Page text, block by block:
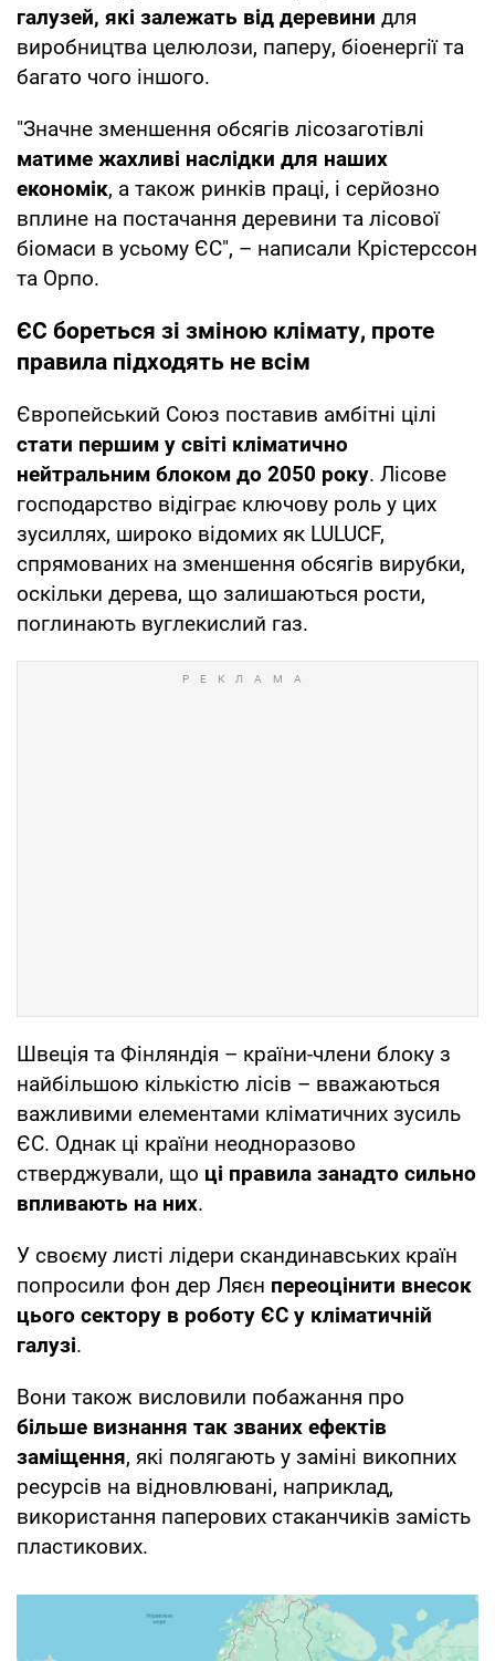
галузей, які залежать від деревини для
виробництва целюлози, паперу, біоенергії та
багато чого іншого.
"Значне зменшення обсягів лісозаготівлі
матиме жахливі наслідки для наших
економік, а також ринків праці, і серйозно
вплине на постачання деревини та лісової
біомаси в усьому ЄС", – написали Крістерссон
та Орпо.
ЄС бореться зі зміною клімату, проте
правила підходять не всім
Європейський Союз поставив амбітні цілі
стати першим у світі кліматично
нейтральним блоком до 2050 року. Лісове
господарство відіграє ключову роль у цих
зусиллях, широко відомих як LULUCF,
спрямованих на зменшення обсягів вирубки,
оскільки дерева, що залишаються рости,
поглинають вуглекислий газ.
Швеція та Фінляндія – країни-члени блоку з
найбільшою кількістю лісів – вважаються
важливими елементами кліматичних зусиль
ЄС. Однак ці країни неодноразово
стверджували, що ці правила занадто сильно
впливають на них.
У своєму листі лідери скандинавських країн
попросили фон дер Ляєн переоцінити внесок
цього сектору в роботу ЄС у кліматичній
галузі.
Вони також висловили побажання про
більше визнання так званих ефектів
заміщення, які полягають у заміні викопних
ресурсів на відновлювані, наприклад,
використання паперових стаканчиків замість
пластикових.